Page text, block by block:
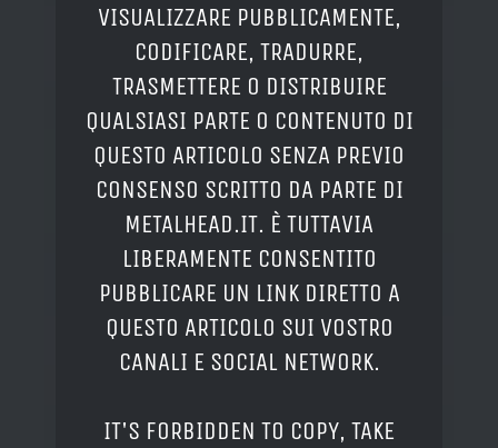
VISUALIZZARE PUBBLICAMENTE,
CODIFICARE, TRADURRE,
TRASMETTERE O DISTRIBUIRE
QUALSIASI PARTE O CONTENUTO DI
QUESTO ARTICOLO SENZA PREVIO
CONSENSO SCRITTO DA PARTE DI
METALHEAD.IT. È TUTTAVIA
LIBERAMENTE CONSENTITO
PUBBLICARE UN LINK DIRETTO A
QUESTO ARTICOLO SUI VOSTRO
CANALI E SOCIAL NETWORK.
IT'S FORBIDDEN TO COPY, TAKE